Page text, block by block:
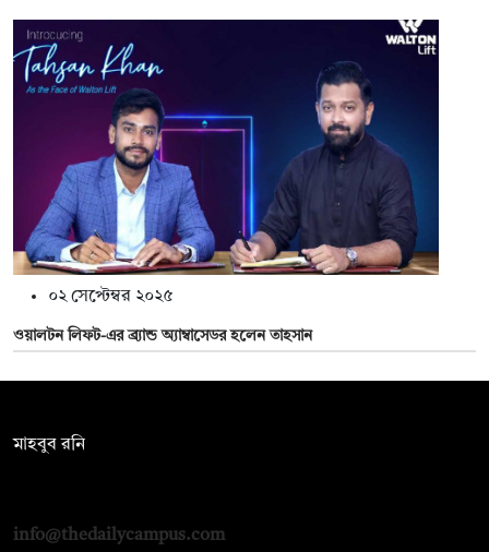
০২ সেপ্টেম্বর ২০২৫
ওয়ালটন লিফট-এর ব্র্যান্ড অ্যাম্বাসেডর হলেন তাহসান
মাহবুব রনি
info@thedailycampus.com